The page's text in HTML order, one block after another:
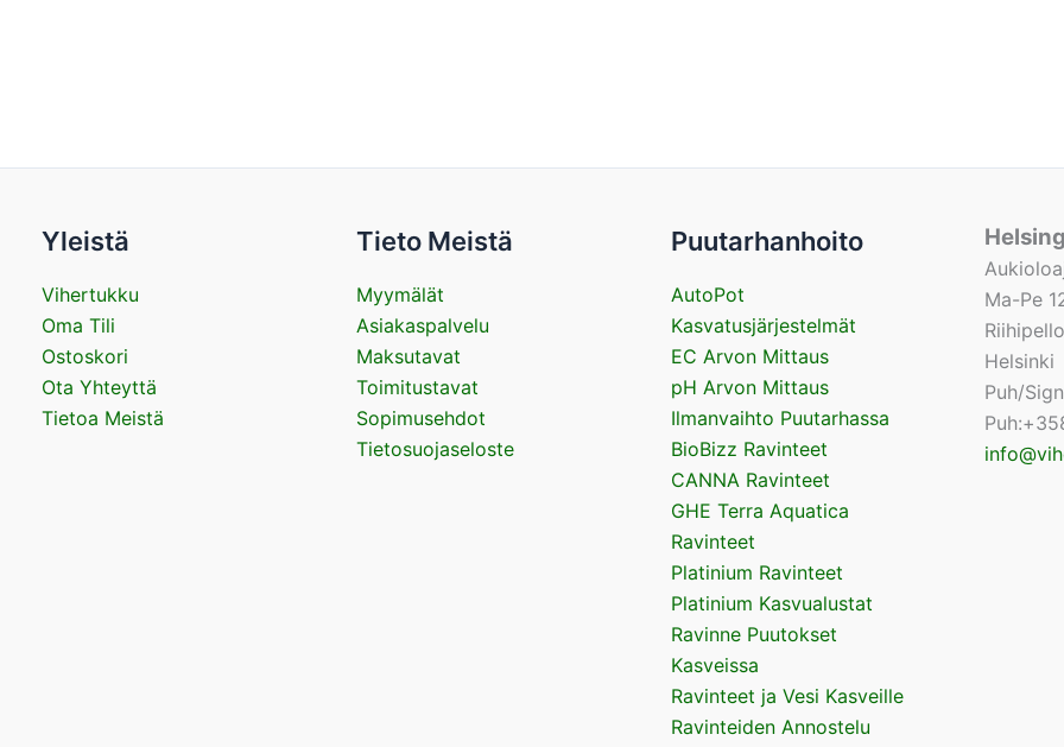
Yleistä
Vihertukku
Oma Tili
Ostoskori
Ota Yhteyttä
Tietoa Meistä
Tieto Meistä
Myymälät
Asiakaspalvelu
Maksutavat
Toimitustavat
Sopimusehdot
Tietosuojaseloste
Puutarhanhoito
AutoPot
Kasvatusjärjestelmät
EC Arvon Mittaus
pH Arvon Mittaus
Ilmanvaihto Puutarhassa
BioBizz Ravinteet
CANNA Ravinteet
GHE Terra Aquatica
Ravinteet
Platinium Ravinteet
Platinium Kasvualustat
Ravinne Puutokset
Kasveissa
Ravinteet ja Vesi Kasveille
Ravinteiden Annostelu
Ma-Pe
Helsinki
Puh/